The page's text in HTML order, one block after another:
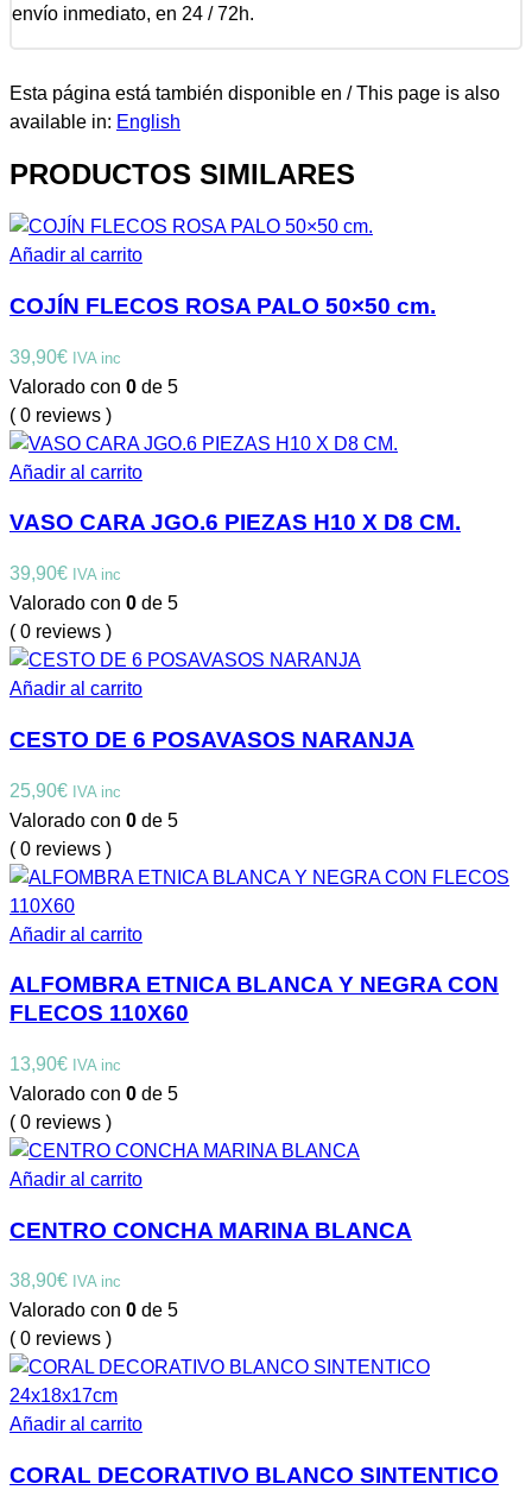
envío inmediato, en 24 / 72h.
Esta página está también disponible en / This page is also
available in: English
PRODUCTOS SIMILARES
Añadir al carrito
COJÍN FLECOS ROSA PALO 50×50 cm.
39,90€ IVA inc
Valorado con 0 de 5
( 0 reviews )
Añadir al carrito
VASO CARA JGO.6 PIEZAS H10 X D8 CM.
39,90€ IVA inc
Valorado con 0 de 5
( 0 reviews )
Añadir al carrito
CESTO DE 6 POSAVASOS NARANJA
25,90€ IVA inc
Valorado con 0 de 5
( 0 reviews )
Añadir al carrito
ALFOMBRA ETNICA BLANCA Y NEGRA CON
FLECOS 110X60
13,90€ IVA inc
Valorado con 0 de 5
( 0 reviews )
Añadir al carrito
CENTRO CONCHA MARINA BLANCA
38,90€ IVA inc
Valorado con 0 de 5
( 0 reviews )
Añadir al carrito
CORAL DECORATIVO BLANCO SINTENTICO